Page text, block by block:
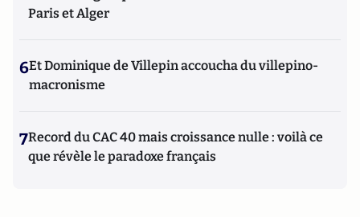
Paris et Alger
6Et Dominique de Villepin accoucha du villepino-
macronisme
7Record du CAC 40 mais croissance nulle : voilà ce
que révèle le paradoxe français